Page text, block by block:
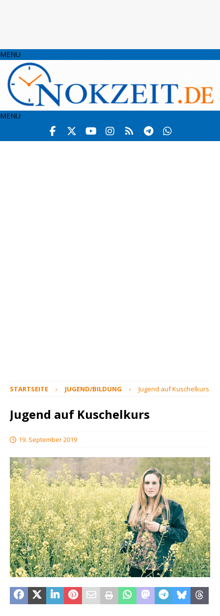
MENU
MENU
STARTSEITE JUGEND/BILDUNG Jugend auf Kuschelkurs
Jugend auf Kuschelkurs
19. September 2019